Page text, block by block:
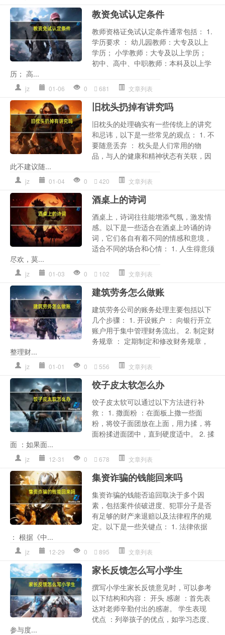
教资免试认定条件
教师资格证免试认定条件通常包括： 1.
学历要求 ： 幼儿园教师：大专及以上
学历； 小学教师：大专及以上学历；
初中、高中、中职教师：本科及以上学
历； 高...
jz 01-06 0 681 文章列表
旧枕头扔掉有讲究吗
旧枕头的处理确实有一些传统上的讲究
和忌讳，以下是一些常见的观点： 1. 不
要随意丢弃 ： 枕头是人们常用的物
品，与人的健康和精神状态有关联，因
此不建议随...
jz 01-04 0 420 文章列表
酒桌上的诗词
酒桌上，诗词往往能增添气氛，激发情
感。以下是一些适合在酒桌上吟诵的诗
词，它们各自有着不同的情感和意境，
适合不同的场合和心情： 1. 人生得意须
尽欢，莫...
jz 01-03 0 102 文章列表
建筑劳务怎么做账
建筑劳务公司的账务处理主要包括以下
几个步骤： 1. 开设账户 ： 向银行开立
账户用于集中管理财务流出。 2. 制定财
务规章 ： 定期制定和修改财务规章，
整理财...
jz 01-01 0 556 文章列表
饺子皮太软怎么办
饺子皮太软可以通过以下方法进行补
救： 1. 撒面粉 ：在面板上撒一些面
粉，将饺子面团放在上面，用力揉，将
面粉揉进面团中，直到硬度适中。 2. 揉
面 ：如果面...
jz 12-31 0 678 文章列表
集资诈骗的钱能回来吗
集资诈骗的钱能否追回取决于多个因
素，包括案件侦破进度、犯罪分子是否
有足够的财产来退赔以及法律程序的规
定。以下是一些关键点： 1. 法律依据
： 根据《中...
jz 12-29 0 895 文章列表
家长反馈怎么写小学生
撰写小学生家长反馈意见时，可以参考
以下结构和内容： 开头 感谢 ：首先表
达对老师辛勤付出的感谢。 学生表现
优点 ：列举孩子的优点，如学习态度、
参与度...